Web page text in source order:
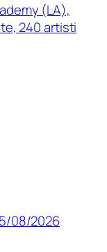
(LA),
240 artisti
08/2026